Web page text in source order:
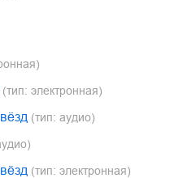
(тип: электронная)
(тип: аудио)
(тип: электронная)